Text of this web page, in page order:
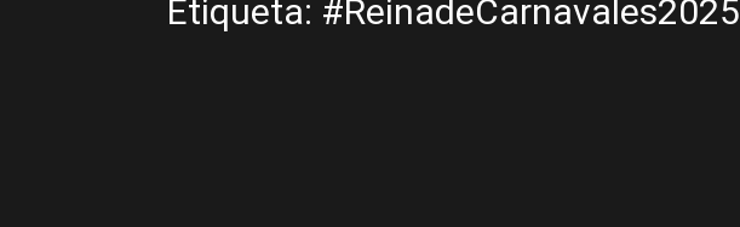
Etiqueta: #ReinadeCarnavales2025